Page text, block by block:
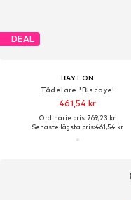
DEAL
BAYTON
Tådelare 'Biscaye'
461,54 kr
Ordinarie pris: 769,23 kr
Senaste lägsta pris:461,54 kr